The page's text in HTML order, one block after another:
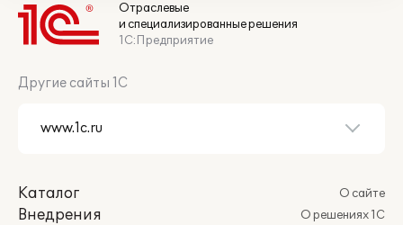
Отраслевые
и специализированные решения
1С:Предприятие
Другие сайты 1С
Каталог
Внедрения
О сайте
О решениях 1С